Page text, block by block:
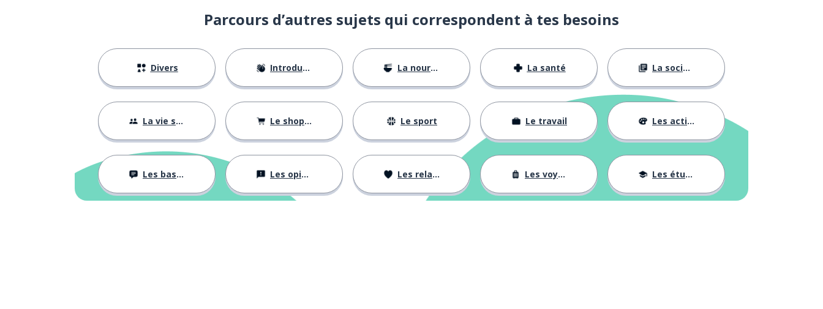
Parcours d’autres sujets qui correspondent à tes besoins
Divers Introductions La nourriture La santé La société
La vie sociale Le shopping Le sport Le travail Les activités
Les bases Les opinions Les relations Les voyages Les études